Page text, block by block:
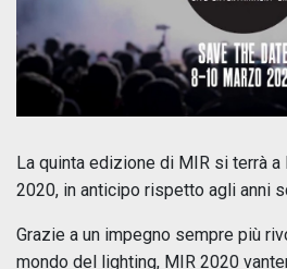
La quinta edizione di MIR si terrà
2020, in anticipo rispetto agli anni
Grazie a un impegno sempre più
mondo del lighting, MIR 2020